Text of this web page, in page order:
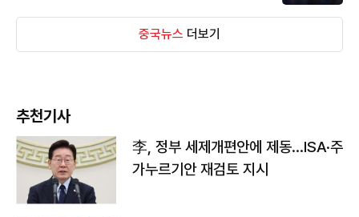
중국뉴스 더보기
추천기사
李, 정부 세제개편안에 제동…ISA·주
가누르기안 재검토 지시